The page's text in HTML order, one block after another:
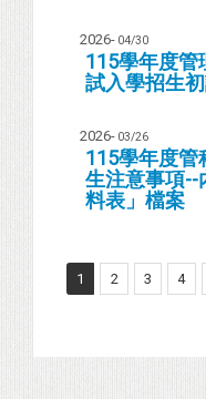
2026- 04/30
115學年度管
試入學招生
2026- 03/26
115學年度管
生注意事項--
料表」檔案
1 2 3 4